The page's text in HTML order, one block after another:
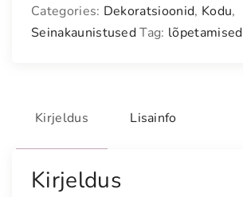
Categories: Dekoratsioonid, Kodu,
Seinakaunistused Tag: lõpetamised
Kirjeldus Lisainfo
Kirjeldus